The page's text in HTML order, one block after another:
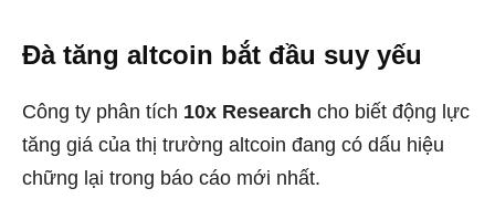
Đà tăng altcoin bắt đầu suy yếu
Công ty phân tích 10x Research cho biết động lực
tăng giá của thị trường altcoin đang có dấu hiệu
chững lại trong báo cáo mới nhất.